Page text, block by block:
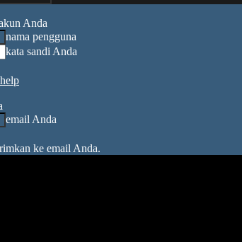
Anda
nama pengguna
kata sandi Anda
email Anda
ke email Anda.